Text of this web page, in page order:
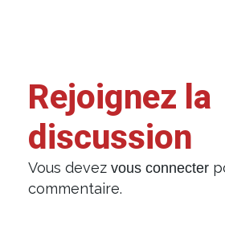
Rejoignez la
discussion
Vous devez vous connecter
commentaire.